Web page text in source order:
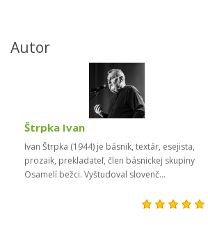
Autor
Štrpka Ivan
Ivan Štrpka (1944) je básnik, textár, esejista,
prozaik, prekladateľ, člen básnickej skupiny
Osamelí bežci. Vyštudoval slovenč...